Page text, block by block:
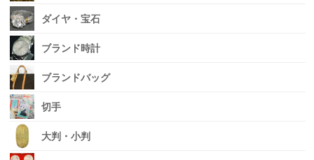
ダイヤ・宝石
ブランド時計
ブランドバッグ
切手
大判・小判